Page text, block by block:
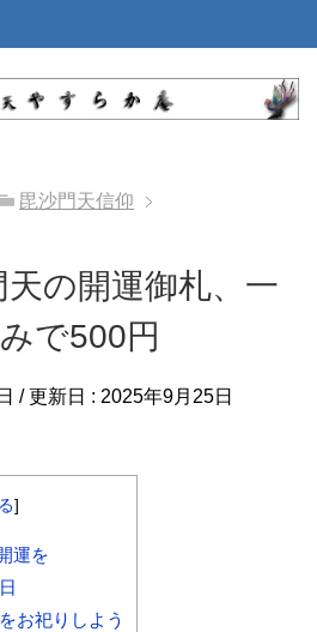
毘沙門天信仰
の開運御札、一
で500円
/ 更新日 : 2025年9月25日
]
運を
お祀りしよう